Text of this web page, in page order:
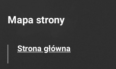
Mapa strony
Strona główna